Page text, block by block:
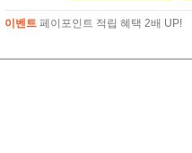
이벤트 페이포인트 적립 혜택 2배 UP!